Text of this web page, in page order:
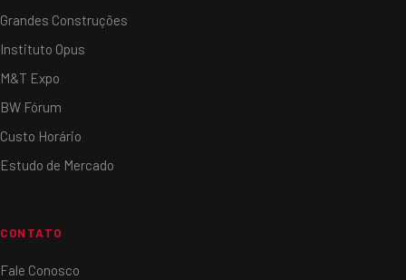
Grandes Construções
Instituto Opus
M&T Expo
BW Fórum
Custo Horário
Estudo de Mercado
CONTATO
Fale Conosco